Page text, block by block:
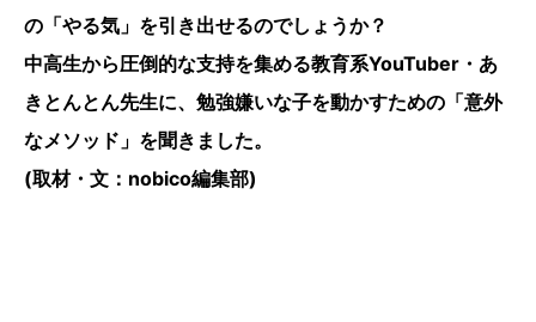
の「やる気」を引き出せるのでしょうか？
中高生から圧倒的な支持を集める教育系YouTuber・あ
きとんとん先生に、勉強嫌いな子を動かすための「意外
なメソッド」を聞きました。
(取材・文：nobico編集部)